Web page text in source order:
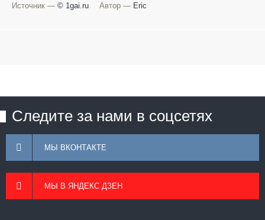
Источник — © 1gai.ru Автор — Eric
Следите за нами в соцсетях
МЫ ВКОНТАКТЕ
МЫ В ЯНДЕКС ДЗЕН